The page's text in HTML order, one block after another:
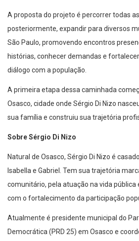
A proposta do projeto é percorrer todas
posteriormente, expandir para diversos
São Paulo, promovendo encontros
histórias, conhecer demandas e
diálogo com a população.
A primeira etapa dessa caminhada
Osasco, cidade onde Sérgio Di Nizo
sua família e construiu sua trajetória
Sobre Sérgio Di Nizo
Natural de Osasco, Sérgio Di Nizo é
Isabella e Gabriel. Tem sua trajetória
comunitário, pela atuação na vida pública
com o fortalecimento da participação
Atualmente é presidente municipal do
Democrática (PRD 25) em Osasco e